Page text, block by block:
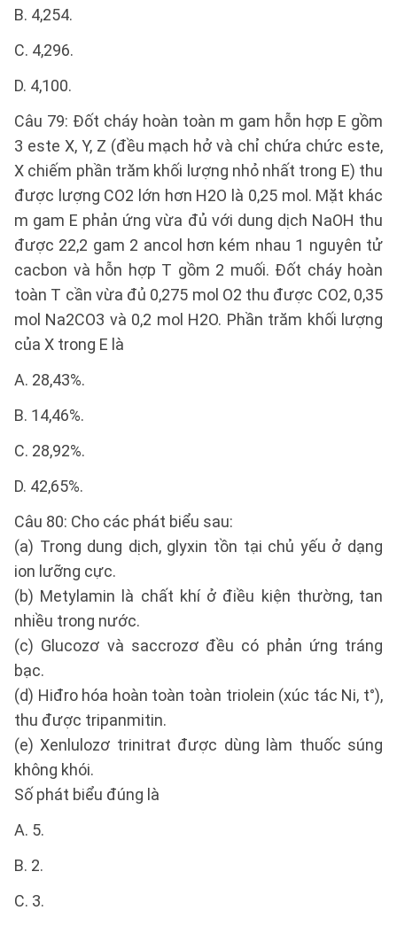
B. 4,254.
C. 4,296.
D. 4,100.
Câu 79: Đốt cháy hoàn toàn m gam hỗn hợp E gồm
3 este X, Y, Z (đều mạch hở và chỉ chứa chức este,
X chiếm phần trăm khối lượng nhỏ nhất trong E) thu
được lượng CO2 lớn hơn H2O là 0,25 mol. Mặt khác
m gam E phản ứng vừa đủ với dung dịch NaOH thu
được 22,2 gam 2 ancol hơn kém nhau 1 nguyên tử
cacbon và hỗn hợp T gồm 2 muối. Đốt cháy hoàn
toàn T cần vừa đủ 0,275 mol O2 thu được CO2, 0,35
mol Na2CO3 và 0,2 mol H2O. Phần trăm khối lượng
của X trong E là
A. 28,43%.
B. 14,46%.
C. 28,92%.
D. 42,65%.
Câu 80: Cho các phát biểu sau:
(a) Trong dung dịch, glyxin tồn tại chủ yếu ở dạng
ion lưỡng cực.
(b) Metylamin là chất khí ở điều kiện thường, tan
nhiều trong nước.
(c) Glucozơ và saccrozơ đều có phản ứng tráng
bạc.
(d) Hiđro hóa hoàn toàn toàn triolein (xúc tác Ni, t°),
thu được tripanmitin.
(e) Xenlulozơ trinitrat được dùng làm thuốc súng
không khói.
Số phát biểu đúng là
A. 5.
B. 2.
C. 3.